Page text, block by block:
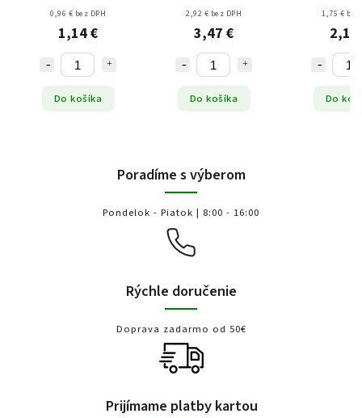
0,96 € bez DPH
1,14 €
Do košíka
475g
2,92 € bez DPH
3,47 €
Do košíka
1,75 € bez
2,15
Do
Poradíme s výberom
Pondelok - Piatok | 8:00 - 16:00
Rýchle doručenie
Doprava zadarmo od 50€
Prijímame platby kartou